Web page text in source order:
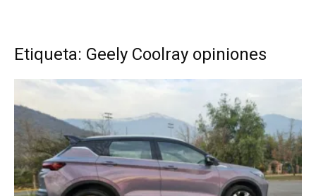
Etiqueta: Geely Coolray opiniones